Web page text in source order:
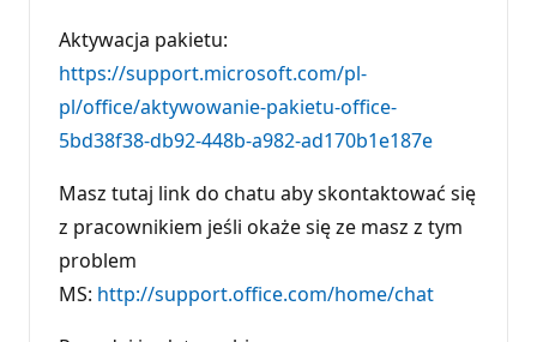
t
y
r
e
p
t
Aktywacja pakietu:
https://support.microsoft.com/pl-
pl/office/aktywowanie-pakietu-office-
5bd38f38-db92-448b-a982-ad170b1e187e
Masz tutaj link do chatu aby skontaktować się
z pracownikiem jeśli okaże się ze masz z tym
problem
MS: http://support.office.com/home/chat